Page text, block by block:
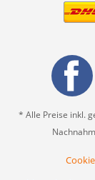
* Alle Preise inkl.